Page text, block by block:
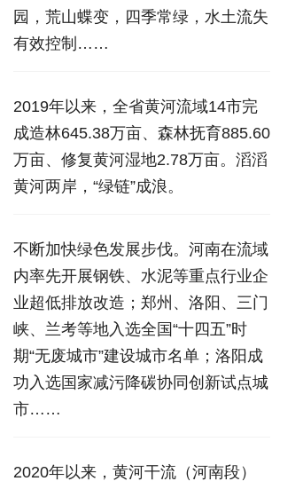
园，荒山蝶变，四季常绿，水土流失
有效控制……
2019年以来，全省黄河流域14市完
成造林645.38万亩、森林抚育885.60
万亩、修复黄河湿地2.78万亩。滔滔
黄河两岸，“绿链”成浪。
不断加快绿色发展步伐。河南在流域
内率先开展钢铁、水泥等重点行业企
业超低排放改造；郑州、洛阳、三门
峡、兰考等地入选全国“十四五”时
期“无废城市”建设城市名单；洛阳成
功入选国家减污降碳协同创新试点城
市……
2020年以来，黄河干流（河南段）